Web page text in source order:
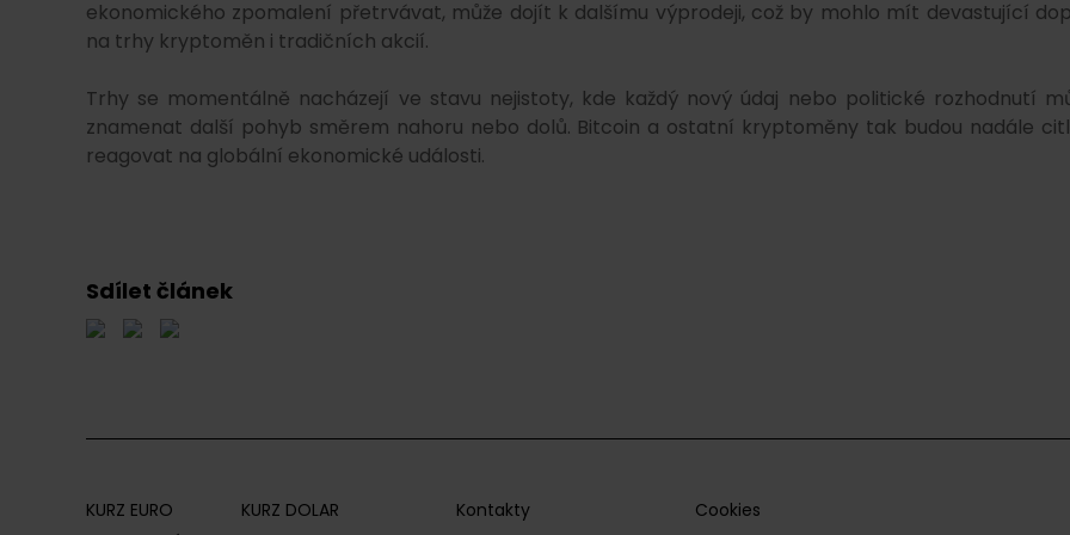
ekonomického zpomalení přetrvávat, může dojít k dalšímu výprodeji, což by mohlo mít devastující
na trhy kryptoměn i tradičních akcií.
Trhy se momentálně nacházejí ve stavu nejistoty, kde každý nový údaj nebo politické rozhodnutí
znamenat další pohyb směrem nahoru nebo dolů. Bitcoin a ostatní kryptoměny tak budou nadále
reagovat na globální ekonomické události.
Sdílet článek
KURZ EURO
KURZ DOLAR
Kontakty
Cookies